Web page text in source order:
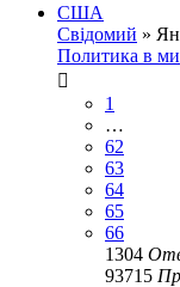
США
Свідомий »
Политика в
1
…
62
63
64
65
66
1304
93715